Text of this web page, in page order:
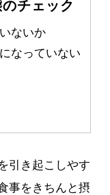
チェック
ないか
なっていない
引き起こしやす
事をきちんと摂